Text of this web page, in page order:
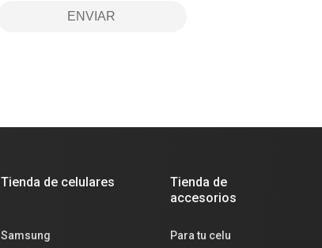
ENVIAR
Tienda de celulares
Samsung
Tienda de
accesorios
Para tu celu